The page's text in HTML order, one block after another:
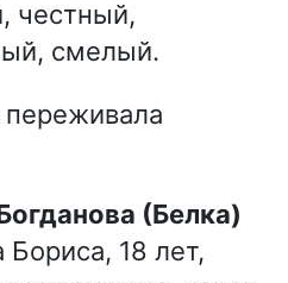
честный,
смелый.
(Белка)
18 лет,